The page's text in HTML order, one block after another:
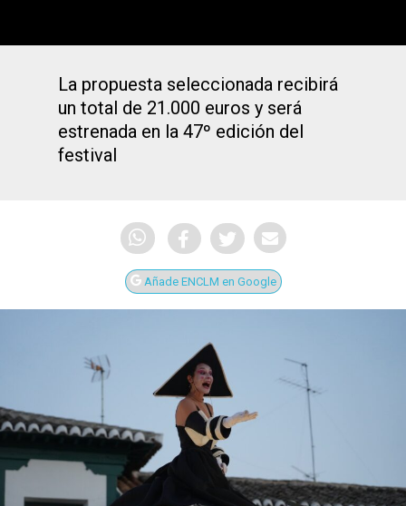
La propuesta seleccionada recibirá
un total de 21.000 euros y será
estrenada en la 47º edición del
festival
Añade ENCLM en Google